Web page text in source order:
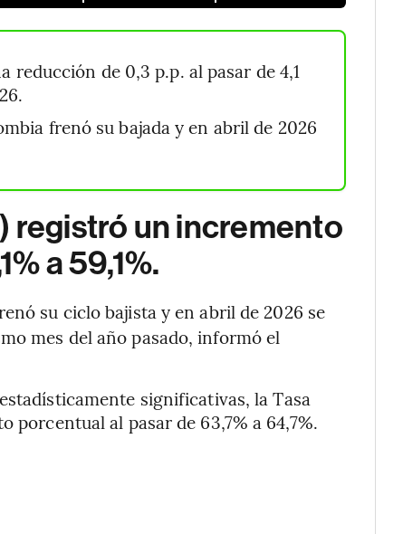
reducción de 0,3 p.p. al pasar de 4,1
frenó su bajada y en abril de 2026
registró un incremento
a 59,1%.
su ciclo bajista y en abril de 2026 se
mes del año pasado, informó el
significativas, la Tasa
porcentual al pasar de 63,7% a 64,7%.